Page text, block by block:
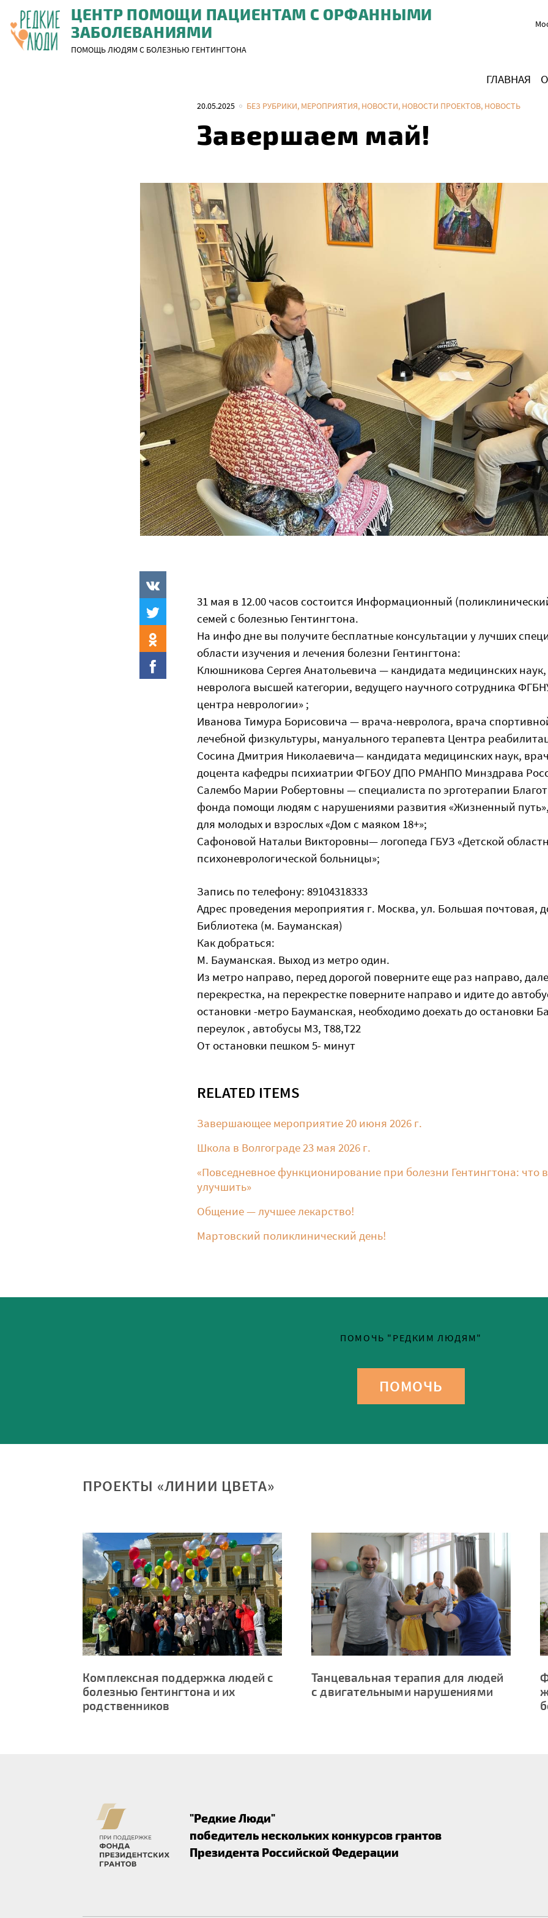
Skip
ЦЕНТР ПОМОЩИ ПАЦИЕНТАМ С ОРФАННЫМИ
ЗАБОЛЕВАНИЯМИ
ПОМОЩЬ ЛЮДЯМ С БОЛЕЗНЬЮ ГЕНТИНГТОНА
ГЛАВНАЯ
20.05.2025 БЕЗ РУБРИКИ, МЕРОПРИЯТИЯ, НОВОСТИ, НОВОСТИ ПРОЕКТОВ, НОВОСТЬ
Завершаем май!
31 мая в 12.00 часов состоится Информационный
семей с болезнью Гентингтона.
На инфо дне вы получите бесплатные консультации у лучших
области изучения и лечения болезни Гентингтона:
Клюшникова Сергея Анатольевича — кандидата медицинских
невролога высшей категории, ведущего научного сотрудника
центра неврологии» ;
Иванова Тимура Борисовича — врача-невролога, врача
лечебной физкультуры, мануального терапевта Центра
Сосина Дмитрия Николаевича— кандидата медицинских наук,
доцента кафедры психиатрии ФГБОУ ДПО РМАНПО Минздрава
Салембо Марии Робертовны — специалиста по эрготерапии
фонда помощи людям с нарушениями развития «Жизненный
для молодых и взрослых «Дом с маяком 18+»;
Сафоновой Натальи Викторовны— логопеда ГБУЗ «Детской
психоневрологической больницы»;
Запись по телефону: 89104318333
Адрес проведения мероприятия г. Москва, ул. Большая почтовая,
Библиотека (м. Бауманская)
Как добраться:
М. Бауманская. Выход из метро один.
Из метро направо, перед дорогой поверните еще раз направо,
перекрестка, на перекрестке поверните направо и идите до
остановки -метро Бауманская, необходимо доехать до остановки
переулок , автобусы М3, Т88,Т22
От остановки пешком 5- минут
RELATED ITEMS
Завершающее мероприятие 20 июня 2026 г.
Школа в Волгограде 23 мая 2026 г.
«Повседневное функционирование при болезни Гентингтона: что
улучшить»
Общение — лучшее лекарство!
Мартовский поликлинический день!
ПОМОЧЬ "РЕДКИМ ЛЮДЯМ"
ПОМОЧЬ
ПРОЕКТЫ «ЛИНИИ ЦВЕТА»
Комплексная поддержка людей с
болезнью Гентингтона и их
родственников
Танцевальная терапия для людей
с двигательными нарушениями
"Редкие Люди"
победитель нескольких конкурсов грантов
Президента Российской Федерации